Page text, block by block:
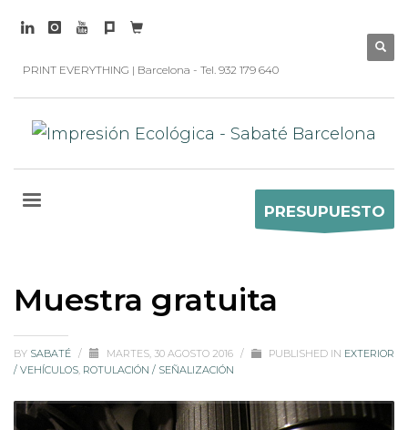
PRINT EVERYTHING | Barcelona - Tel. 932 179 640
PRESUPUESTO
Muestra gratuita
BY SABATÉ / MARTES, 30 AGOSTO 2016 / PUBLISHED IN EXTERIOR
/ VEHÍCULOS, ROTULACIÓN / SEÑALIZACIÓN